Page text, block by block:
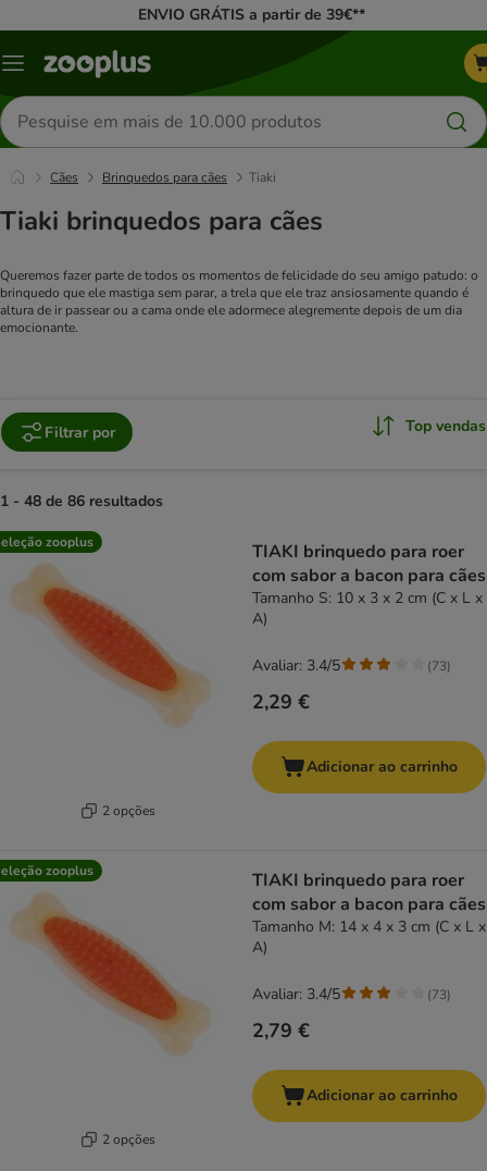
ENVIO GRÁTIS a partir de 39€**
Menu
Pesquisar
produtos
Cães Brinquedos para cães Tiaki
Tiaki brinquedos para cães
Queremos fazer parte de todos os momentos de felicidade do seu amigo patudo: o
brinquedo que ele mastiga sem parar, a trela que ele traz ansiosamente quando é
altura de ir passear ou a cama onde ele adormece alegremente depois de um dia
emocionante.
Filtrar por Top vendas
1 - 48 de 86 resultados
product items have been changed
zooplus
2 opções
TIAKI brinquedo para roer
com sabor a bacon para cães
Tamanho S: 10 x 3 x 2 cm (C x L x
A)
2,29 €
Avaliar: 3.4/5 (73)
Adicionar ao carrinho
zooplus
2 opções
TIAKI brinquedo para roer
com sabor a bacon para cães
Tamanho M: 14 x 4 x 3 cm (C x L x
A)
2,79 €
Avaliar: 3.4/5 (73)
Adicionar ao carrinho